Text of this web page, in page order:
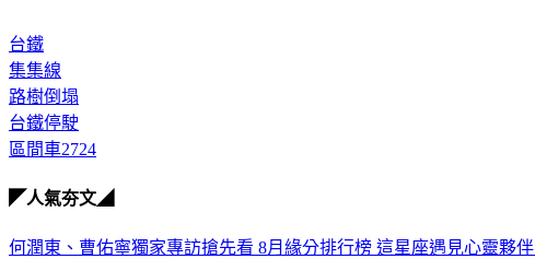
台鐵
集集線
路樹倒塌
台鐵停駛
區間車2724
◤人氣夯文◢
何潤東、曹佑寧獨家專訪搶先看 8月緣分排行榜 這星座遇見心靈夥伴